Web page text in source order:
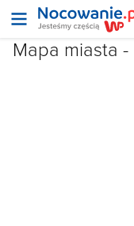
Mapa miasta -